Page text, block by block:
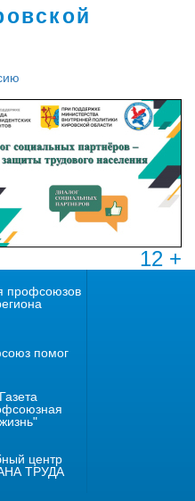
12 +
профсоюзов
помог
Газета
жизнь"
центр
ТРУДА